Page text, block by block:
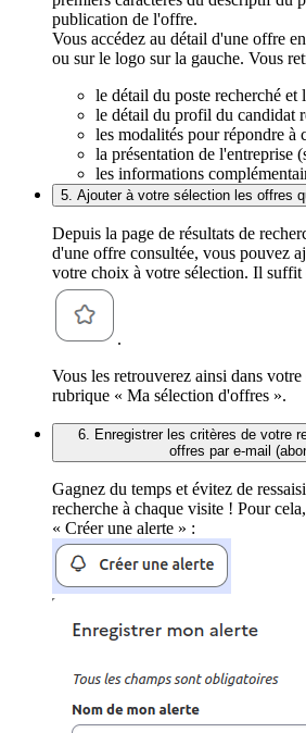
publication de l'offre.
Vous accédez au détail d'une offre
ou sur le logo sur la gauche. Vous
le détail du poste recherché et
le détail du profil du candidat
les modalités pour répondre à
la présentation de l'entreprise
les informations
5. Ajouter à votre sélection les offres
Depuis la page de résultats de
d'une offre consultée, vous pouvez
votre choix à votre sélection. Il
.
Vous les retrouverez ainsi dans votre
rubrique « Ma sélection d'offres ».
6. Enregistrer les critères de votre
offres par e-mail
Gagnez du temps et évitez de
recherche à chaque visite ! Pour
« Créer une alerte » :